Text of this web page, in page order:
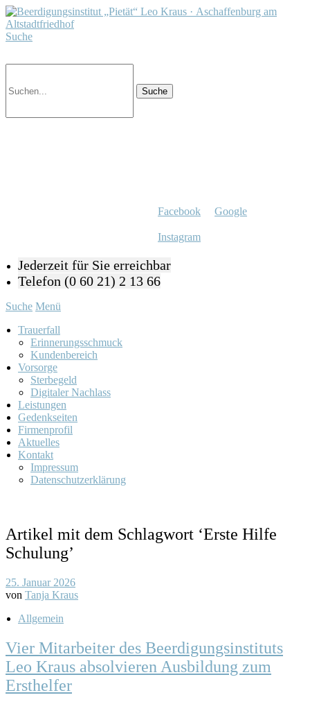
Suche
Facebook Google
Instagram
Jederzeit für Sie erreichbar
Telefon (0 60 21) 2 13 66
Suche Menü
Trauerfall
Erinnerungsschmuck
Kundenbereich
Vorsorge
Sterbegeld
Digitaler Nachlass
Leistungen
Gedenkseiten
Firmenprofil
Aktuelles
Kontakt
Impressum
Datenschutzerklärung
Artikel mit dem Schlagwort ‘Erste Hilfe
Schulung’
25. Januar 2026
von Tanja Kraus
Allgemein
Vier Mitarbeiter des Beerdigungsinstituts
Leo Kraus absolvieren Ausbildung zum
Ersthelfer